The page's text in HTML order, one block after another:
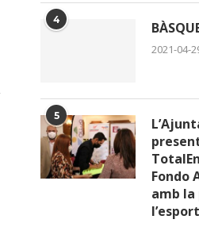
regidora María Bertomeu i...
4
2021-04-
5
Fondo
amb la